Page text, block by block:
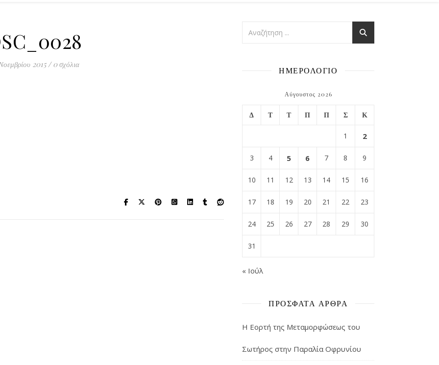
2015 / 0 σχόλια
ΗΜΕΡΟΛΟΓΙΟ
Αύγουστος 2026
Δ Τ Τ Π Π Σ Κ
1 2
3 4 5 6 7 8 9
10 11 12 13 14 15 16
17 18 19 20 21 22 23
24 25 26 27 28 29 30
31
« Ιούλ
ΠΡΌΣΦΑΤΑ ΆΡΘΡΑ
Η Εορτή της Μεταμορφώσεως του
Σωτήρος στην Παραλία Οφρυνίου